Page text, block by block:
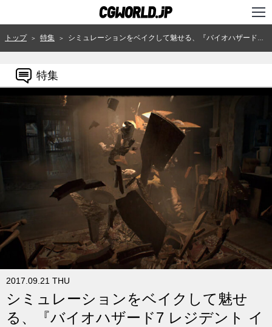
TOP
ニュース
連載
用語辞典
講座
SHOP
クリエイターズID
求人
トップ ＞ 特集 ＞ シミュレーションをベイクして魅せる、『バイオハザード7 レジデント イービル』における破壊表現～「CEDEC2017」レポート（2）～
特集
2017.09.21 THU
シミュレーションをベイクして魅せ
る、『バイオハザード7 レジデント イ